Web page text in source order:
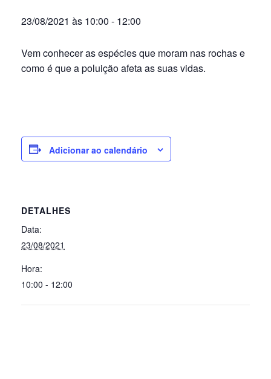
23/08/2021 às 10:00 - 12:00
Vem conhecer as espécies que moram nas rochas e
como é que a poluição afeta as suas vidas.
Adicionar ao calendário
DETALHES
Data:
23/08/2021
Hora:
10:00 - 12:00